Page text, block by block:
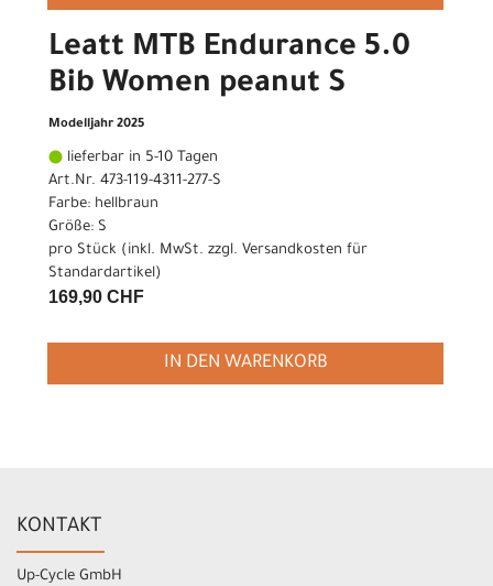
Leatt MTB Endurance 5.0
Bib Women peanut S
Modelljahr 2025
lieferbar in 5-10 Tagen
Art.Nr. 473-119-4311-277-S
Farbe: hellbraun
Größe: S
pro Stück (inkl. MwSt. zzgl. Versandkosten für
Standardartikel)
169,90 CHF
IN DEN WARENKORB
KONTAKT
Up-Cycle GmbH